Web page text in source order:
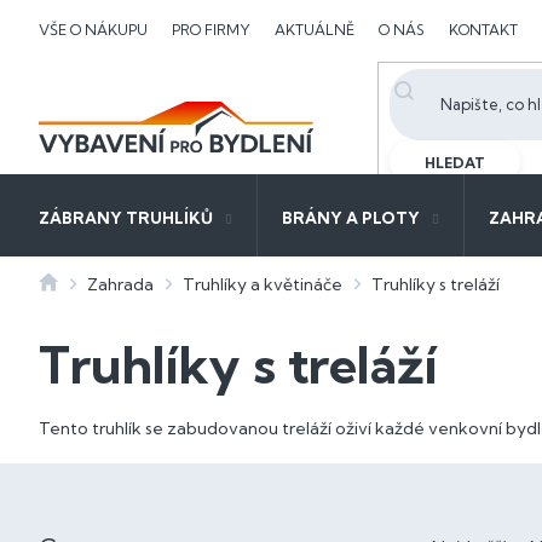
VŠE O NÁKUPU PRO FIRMY AKTUÁLNĚ O NÁS KONTAKT
HLEDAT
ZÁBRANY TRUHLÍKŮ BRÁNY A PLOTY
DomůZahrada Truhlíky a květináče Truhlíky s treláží
Truhlíky s treláží
Tento truhlík se zabudovanou treláží oživí každé venkovní